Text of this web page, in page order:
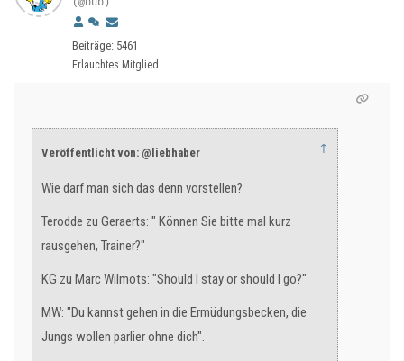
(@bub)
Beiträge: 5461
Erlauchtes Mitglied
Veröffentlicht von: @liebhaber ↑
Wie darf man sich das denn vorstellen?
Terodde zu Geraerts: " Können Sie bitte mal kurz
rausgehen, Trainer?"
KG zu Marc Wilmots: "Should I stay or should I go?"
MW: "Du kannst gehen in die Ermüdungsbecken, die
Jungs wollen parlier ohne dich".